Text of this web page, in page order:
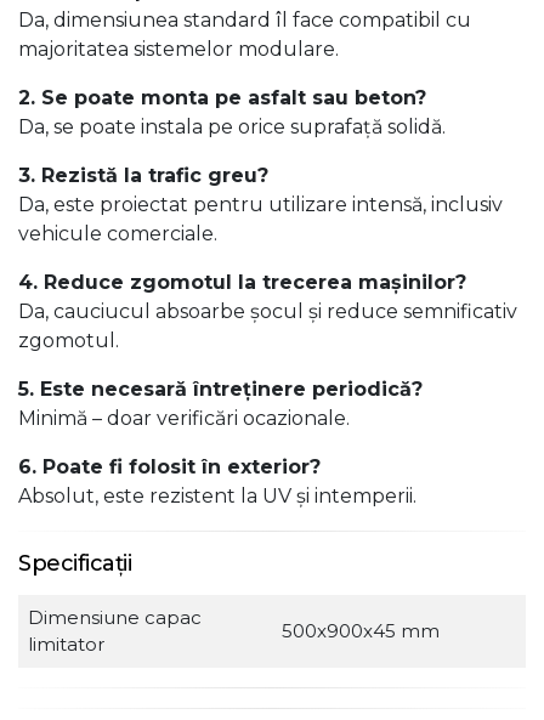
Da, dimensiunea standard îl face compatibil cu
majoritatea sistemelor modulare.
2. Se poate monta pe asfalt sau beton?
Da, se poate instala pe orice suprafață solidă.
3. Rezistă la trafic greu?
Da, este proiectat pentru utilizare intensă, inclusiv
vehicule comerciale.
4. Reduce zgomotul la trecerea mașinilor?
Da, cauciucul absoarbe șocul și reduce semnificativ
zgomotul.
5. Este necesară întreținere periodică?
Minimă – doar verificări ocazionale.
6. Poate fi folosit în exterior?
Absolut, este rezistent la UV și intemperii.
Specificații
Dimensiune capac
limitator
500x900x45 mm